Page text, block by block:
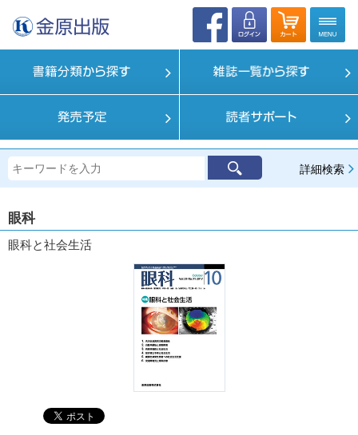
詳細検索
眼科
眼科と社会生活